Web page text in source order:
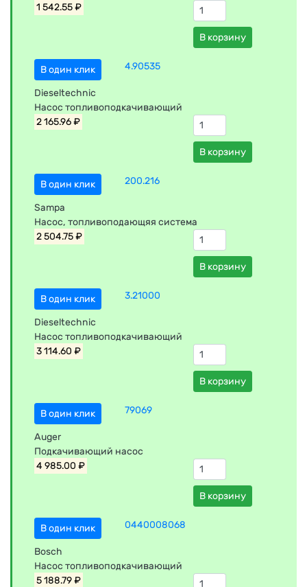
1 542.55 ₽
В корзину
В один клик 4.90535
Dieseltechnic
Насос топливоподкачивающий
2 165.96 ₽
В корзину
В один клик 200.216
Sampa
Насос, топливоподающяя система
2 504.75 ₽
В корзину
В один клик 3.21000
Dieseltechnic
Насос топливоподкачивающий
3 114.60 ₽
В корзину
В один клик 79069
Auger
Подкачивающий насос
4 985.00 ₽
В корзину
В один клик 0440008068
Bosch
Насос топливоподкачивающий
5 188.79 ₽